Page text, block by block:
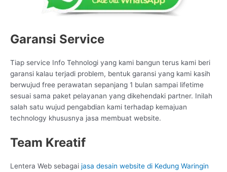
Garansi Service
Tiap service Info Tehnologi yang kami bangun terus kami beri
garansi kalau terjadi problem, bentuk garansi yang kami kasih
berwujud free perawatan sepanjang 1 bulan sampai lifetime
sesuai sama paket pelayanan yang dikehendaki partner. Inilah
salah satu wujud pengabdian kami terhadap kemajuan
technology khususnya jasa membuat website.
Team Kreatif
Lentera Web sebagai jasa desain website di Kedung Waringin